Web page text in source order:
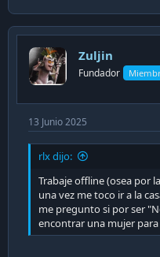
c
t
o
n
s
Zuljin
Fundador
13 Junio 2025
rlx dijo:
Trabaje offline (osea por
una vez me toco ir a la
me pregunto si por ser
encontrar una mujer para